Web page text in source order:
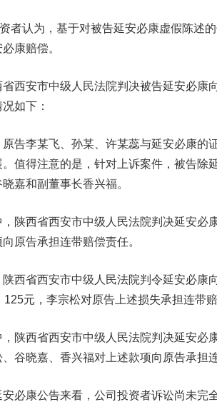
认为，基于对被告延安必康虚假陈述的
康赔偿。
安市中级人民法院判决被告延安必康
如下：
李某飞、孙某、许某蕊与延安必康的
值得注意的是，针对上诉案件，被告除
嘉和副董事长香兴福。
西省西安市中级人民法院判决延安必
原告承担连带赔偿责任。
省西安市中级人民法院判令延安必康
元，李宗松对原告上述损失承担连带赔
西省西安市中级人民法院判决延安必
谷晓嘉、香兴福对上述款项向原告承担
康公告来看，公司投资者诉讼尚未完全